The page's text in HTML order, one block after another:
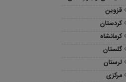
قزوین
کردستان
کرمانشاه
گلستان
لرستان
مرکزی